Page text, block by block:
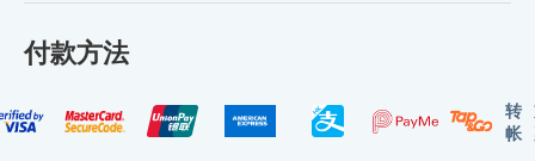
付款方法
转
帐